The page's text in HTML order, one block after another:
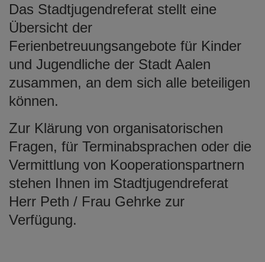
Das Stadtjugendreferat stellt eine
Übersicht der
Ferienbetreuungsangebote für Kinder
und Jugendliche der Stadt Aalen
zusammen, an dem sich alle beteiligen
können.
Zur Klärung von organisatorischen
Fragen, für Terminabsprachen oder die
Vermittlung von Kooperationspartnern
stehen Ihnen im Stadtjugendreferat
Herr Peth / Frau Gehrke zur
Verfügung.